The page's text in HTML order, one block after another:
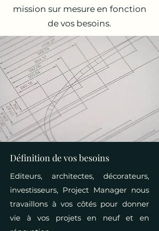
mission sur mesure en fonction
de vos besoins.
Définition de vos besoins
Editeurs, architectes, décorateurs,
investisseurs, Project Manager nous
travaillons à vos côtés pour donner
vie à vos projets en neuf et en